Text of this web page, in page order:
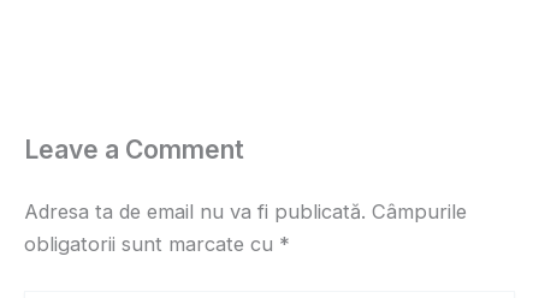
Leave a Comment
Adresa ta de email nu va fi publicată. Câmpurile
obligatorii sunt marcate cu *